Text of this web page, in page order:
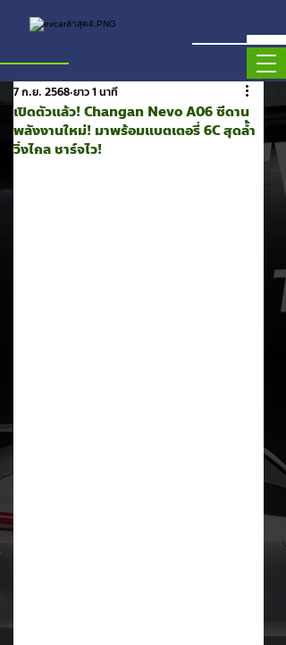
เปิดตัวแล้ว! Changan Nevo A06 ซีดาน
พลังงานใหม่! มาพร้อมแบตเตอรี่ 6C สุดล้ำ
วิ่งไกล ชาร์จไว!
7 ก.ย. 2568 ยาว 1 นาที